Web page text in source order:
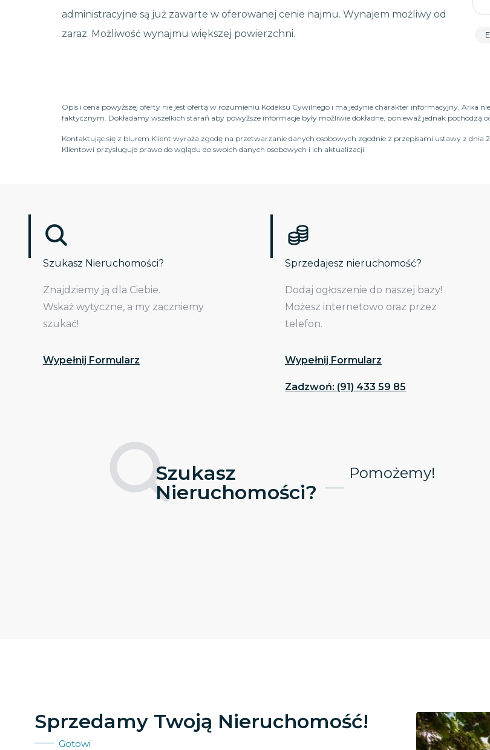
administracyjne są już zawarte w oferowanej cenie najmu. Wynajem możliwy od
zaraz. Możliwość wynajmu większej powierzchni.
Opis i cena powyższej oferty nie jest ofertą w rozumieniu Kodeksu Cywilnego i ma jedynie charakter informacyjny, Arka
faktycznym. Dokładamy wszelkich starań aby powyższe informacje były możliwie dokładne, ponieważ jednak pochodzą
Kontaktując się z biurem Klient wyraża zgodę na przetwarzanie danych osobowych zgodnie z przepisami ustawy z dnia
Klientowi przysługuje prawo do wglądu do swoich danych osobowych i ich aktualizacji.
Szukasz Nieruchomości?
Znajdziemy ją dla Ciebie.
Wskaż wytyczne, a my zaczniemy
szukać!
Wypełnij Formularz
Sprzedajesz nieruchomość?
Dodaj ogłoszenie do naszej bazy!
Możesz internetowo oraz przez
telefon.
Wypełnij Formularz
Zadzwoń: (91) 433 59 85
Szukasz
Nieruchomości?
Pomożemy!
Sprzedamy Twoją Nieruchomość!
Gotowi